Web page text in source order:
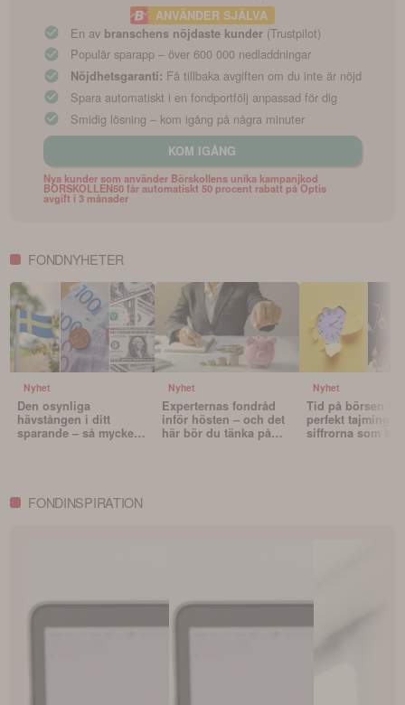
ANVÄNDER SJÄLVA
En av branschens nöjdaste kunder (Trustpilot)
Populär sparapp – över 600 000 nedladdningar
Nöjdhetsgaranti: Få tillbaka avgiften om du inte är nöjd
Spara automatiskt i en fondportfölj anpassad för dig
Smidig lösning – kom igång på några minuter
KOM IGÅNG
Nya kunder som använder Börskollens unika kampanjkod
BORSKOLLEN50 får automatiskt 50 procent rabatt på Optis
avgift i 3 månader
FONDNYHETER
Nyhet
Den osynliga
hävstången i ditt
sparande – så mycket
Nyhet
Experternas fondråd
inför hösten – och det
här bör du tänka på
Nyhet
Tid på börsen
perfekt tajming –
siffrorna som
FONDINSPIRATION